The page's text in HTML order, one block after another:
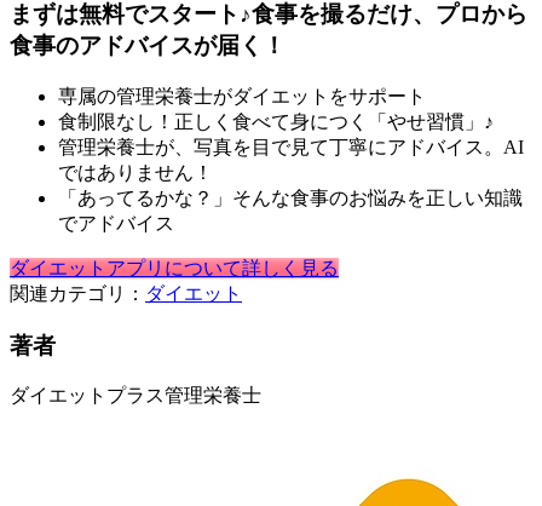
まずは無料でスタート♪食事を撮るだけ、プロから
食事のアドバイスが届く！
専属の管理栄養士がダイエットをサポート
食制限なし！正しく食べて身につく「やせ習慣」♪
管理栄養士が、写真を目で見て丁寧にアドバイス。AI
ではありません！
「あってるかな？」そんな食事のお悩みを正しい知識
でアドバイス
ダイエットアプリについて詳しく見る
関連カテゴリ： ダイエット
著者
ダイエットプラス管理栄養士